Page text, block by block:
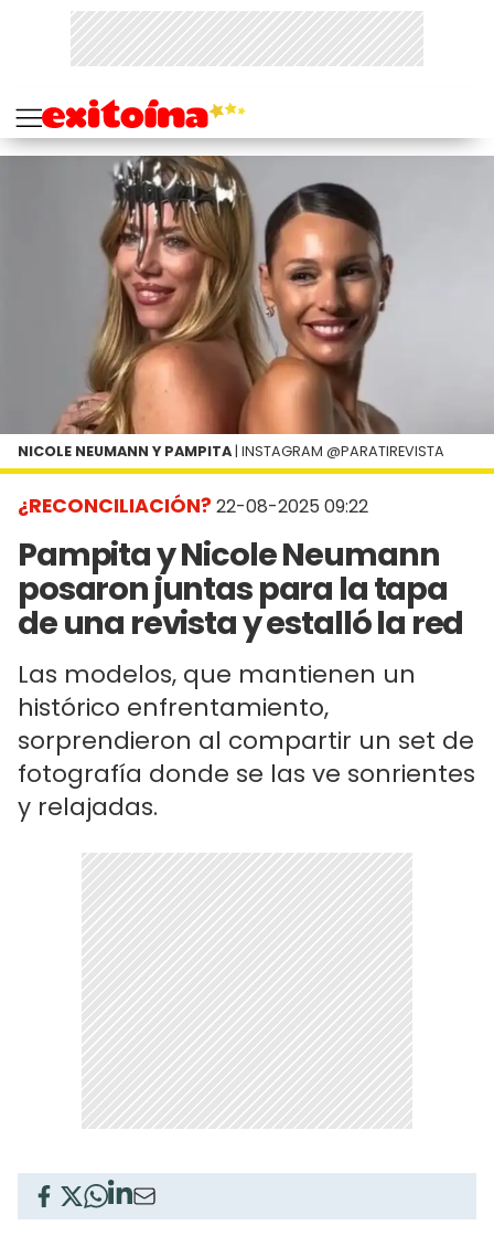
¿RECONCILIACIÓN? 22-08-2025 09:22
Pampita y Nicole Neumann
posaron juntas para la tapa
de una revista y estalló la red
Las modelos, que mantienen un
histórico enfrentamiento,
sorprendieron al compartir un set de
fotografía donde se las ve sonrientes
y relajadas.
NICOLE NEUMANN Y PAMPITA | INSTAGRAM @PARATIREVISTA